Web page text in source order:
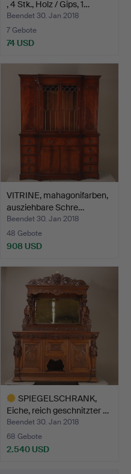
, 4 Stk., Holz / Gips, 1…
Beendet 30. Jan 2018
7 Gebote
74 USD
VITRINE, mahagonifarben,
ausziehbare Schre…
Beendet 30. Jan 2018
48 Gebote
908 USD
SPIEGELSCHRANK,
Eiche, reich geschnitzter …
Beendet 30. Jan 2018
68 Gebote
2.540 USD